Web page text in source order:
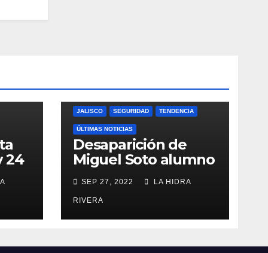
24
JALISCO SEGURIDAD TENDENCIA
ÚLTIMAS NOTICIAS
Desaparición de
Miguel Soto alumno
SEP 27, 2022 LA HIDRA
RIVERA